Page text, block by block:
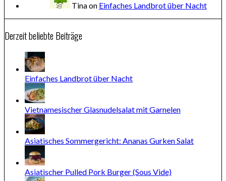
Tinaon Einfaches Landbrot über Nacht
Derzeit beliebte Beiträge
Einfaches Landbrot über Nacht
Vietnamesischer Glasnudelsalat mit Garnelen
Asiatisches Sommergericht: Ananas Gurken Salat
Asiatischer Pulled Pork Burger (Sous Vide)